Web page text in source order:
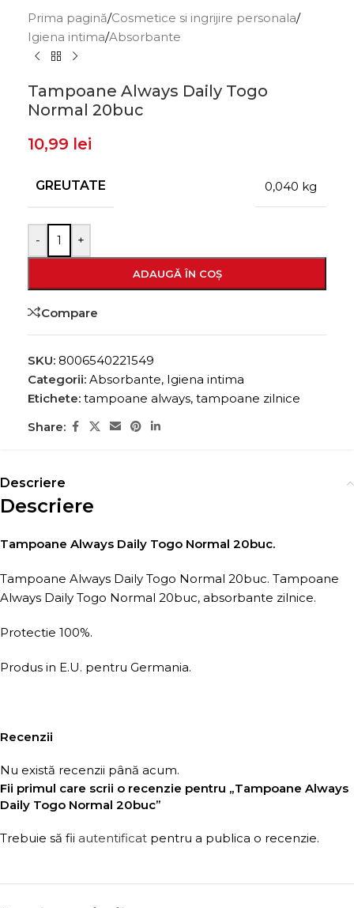
Prima pagină/Cosmetice si ingrijire personala/
Igiena intima/Absorbante
Tampoane Always Daily Togo
Normal 20buc
10,99 lei
GREUTATE 0,040 kg
- +
ADAUGĂ ÎN COȘ
Compare
SKU: 8006540221549
Categorii: Absorbante, Igiena intima
Etichete: tampoane always, tampoane zilnice
Share:
Descriere
Descriere
Tampoane Always Daily Togo Normal 20buc.
Tampoane Always Daily Togo Normal 20buc. Tampoane
Always Daily Togo Normal 20buc, absorbante zilnice.
Protectie 100%.
Produs in E.U. pentru Germania.
Recenzii
Nu există recenzii până acum.
Fii primul care scrii o recenzie pentru „Tampoane Always
Daily Togo Normal 20buc”
Trebuie să fii autentificat pentru a publica o recenzie.